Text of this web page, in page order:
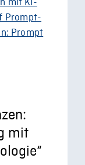
mit KI-
Prompt-
Prompt
mit